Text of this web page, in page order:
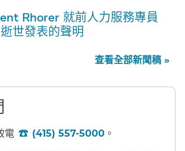
Rhorer 就前人力服務專員
世發表的聲明​​
查看全部新聞稿 »​​
電 (415) 557-5000。​​